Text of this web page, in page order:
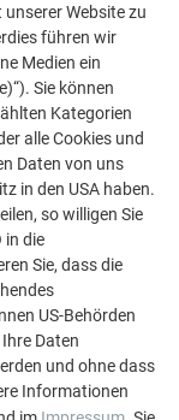
Website zu
führen wir
Medien ein
Sie können
Kategorien
alle Cookies und
Daten von uns
in den USA haben.
so willigen Sie
in die
Sie, dass die
US-Behörden
Daten
und ohne dass
Informationen